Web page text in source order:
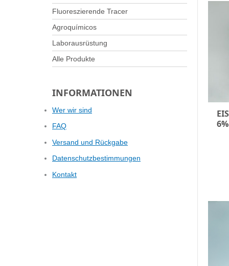
Fluoreszierende Tracer
Agroquímicos
Laborausrüstung
Alle Produkte
INFORMATIONEN
Wer wir sind
FAQ
Versand und Rückgabe
Datenschutzbestimmungen
Kontakt
6%